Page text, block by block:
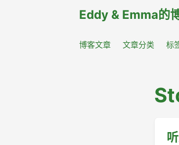
Eddy & Emma的
博客文章 文章分类 标